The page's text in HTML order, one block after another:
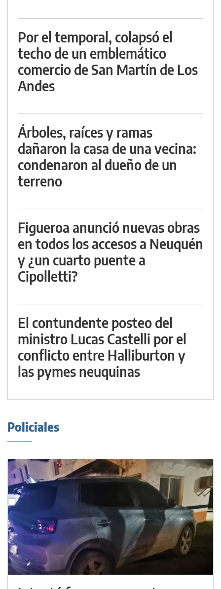
Por el temporal, colapsó el
techo de un emblemático
comercio de San Martín de Los
Andes
Árboles, raíces y ramas
dañaron la casa de una vecina:
condenaron al dueño de un
terreno
Figueroa anunció nuevas obras
en todos los accesos a Neuquén
y ¿un cuarto puente a
Cipolletti?
El contundente posteo del
ministro Lucas Castelli por el
conflicto entre Halliburton y
las pymes neuquinas
Policiales